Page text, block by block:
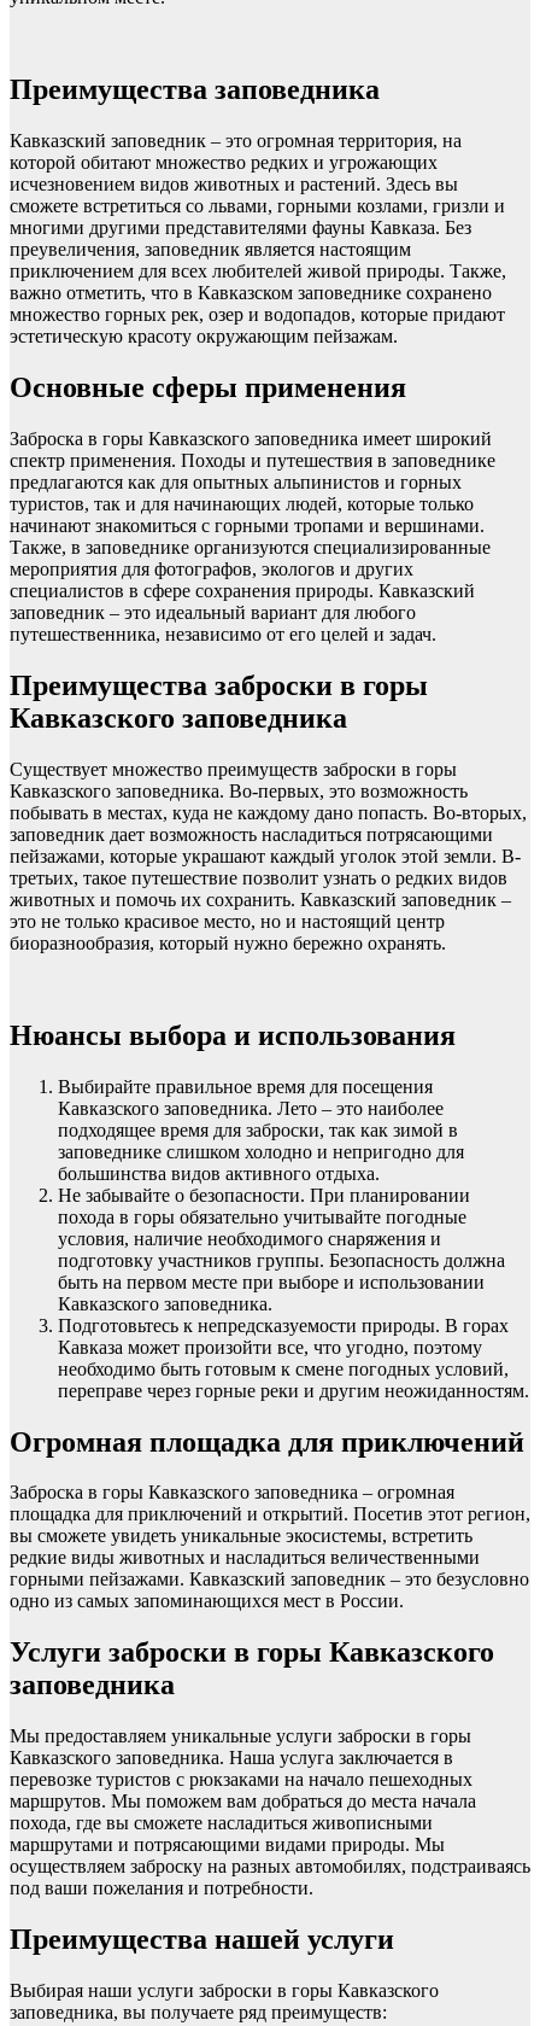
Преимущества заповедника
Кавказский заповедник – это огромная территория, на
которой обитают множество редких и угрожающих
исчезновением видов животных и растений. Здесь вы
сможете встретиться со львами, горными козлами, гризли и
многими другими представителями фауны Кавказа. Без
преувеличения, заповедник является настоящим
приключением для всех любителей живой природы. Также,
важно отметить, что в Кавказском заповеднике сохранено
множество горных рек, озер и водопадов, которые придают
эстетическую красоту окружающим пейзажам.
Основные сферы применения
Заброска в горы Кавказского заповедника имеет широкий
спектр применения. Походы и путешествия в заповеднике
предлагаются как для опытных альпинистов и горных
туристов, так и для начинающих людей, которые только
начинают знакомиться с горными тропами и вершинами.
Также, в заповеднике организуются специализированные
мероприятия для фотографов, экологов и других
специалистов в сфере сохранения природы. Кавказский
заповедник – это идеальный вариант для любого
путешественника, независимо от его целей и задач.
Преимущества заброски в горы
Кавказского заповедника
Существует множество преимуществ заброски в горы
Кавказского заповедника. Во-первых, это возможность
побывать в местах, куда не каждому дано попасть. Во-вторых,
заповедник дает возможность насладиться потрясающими
пейзажами, которые украшают каждый уголок этой земли. В-
третьих, такое путешествие позволит узнать о редких видов
животных и помочь их сохранить. Кавказский заповедник –
это не только красивое место, но и настоящий центр
биоразнообразия, который нужно бережно охранять.
Нюансы выбора и использования
Выбирайте правильное время для посещения
Кавказского заповедника. Лето – это наиболее
подходящее время для заброски, так как зимой в
заповеднике слишком холодно и непригодно для
большинства видов активного отдыха.
Не забывайте о безопасности. При планировании
похода в горы обязательно учитывайте погодные
условия, наличие необходимого снаряжения и
подготовку участников группы. Безопасность должна
быть на первом месте при выборе и использовании
Кавказского заповедника.
Подготовьтесь к непредсказуемости природы. В горах
Кавказа может произойти все, что угодно, поэтому
необходимо быть готовым к смене погодных условий,
переправе через горные реки и другим неожиданностям.
Огромная площадка для приключений
Заброска в горы Кавказского заповедника – огромная
площадка для приключений и открытий. Посетив этот регион,
вы сможете увидеть уникальные экосистемы, встретить
редкие виды животных и насладиться величественными
горными пейзажами. Кавказский заповедник – это безусловно
одно из самых запоминающихся мест в России.
Услуги заброски в горы Кавказского
заповедника
Мы предоставляем уникальные услуги заброски в горы
Кавказского заповедника. Наша услуга заключается в
перевозке туристов с рюкзаками на начало пешеходных
маршрутов. Мы поможем вам добраться до места начала
похода, где вы сможете насладиться живописными
маршрутами и потрясающими видами природы. Мы
осуществляем заброску на разных автомобилях, подстраиваясь
под ваши пожелания и потребности.
Преимущества нашей услуги
Выбирая наши услуги заброски в горы Кавказского
заповедника, вы получаете ряд преимуществ: